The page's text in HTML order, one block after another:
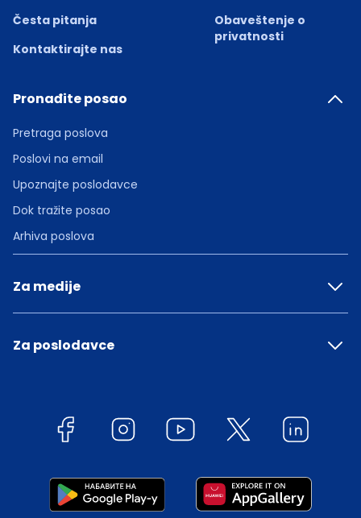
Česta pitanja
Kontaktirajte nas
Obaveštenje o
privatnosti
Pronađite posao
Pretraga poslova
Poslovi na email
Upoznajte poslodavce
Dok tražite posao
Arhiva poslova
Za medije
Za poslodavce